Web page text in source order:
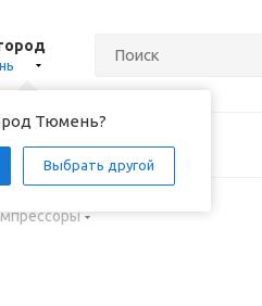
Тюмень?
Выбрать другой
Акции Доставка